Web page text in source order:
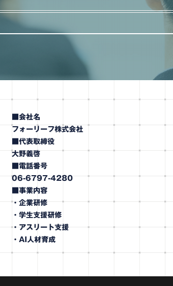
■会社名
フォーリーフ株式会社
■代表取締役
大野義啓
■電話番号
06-6797-4280
■事業内容
・企業研修
・学生支援研修
・アスリート支援
・AI人材育成